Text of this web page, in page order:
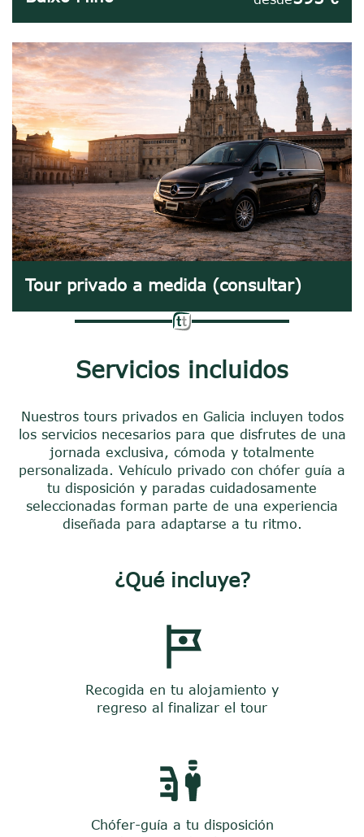
Tour privado a medida (consultar)
Servicios incluidos
Nuestros tours privados en Galicia incluyen todos
los servicios necesarios para que disfrutes de una
jornada exclusiva, cómoda y totalmente
personalizada. Vehículo privado con chófer guía a
tu disposición y paradas cuidadosamente
seleccionadas forman parte de una experiencia
diseñada para adaptarse a tu ritmo.
¿Qué incluye?
Recogida en tu alojamiento y
regreso al finalizar el tour
Chófer-guía a tu disposición